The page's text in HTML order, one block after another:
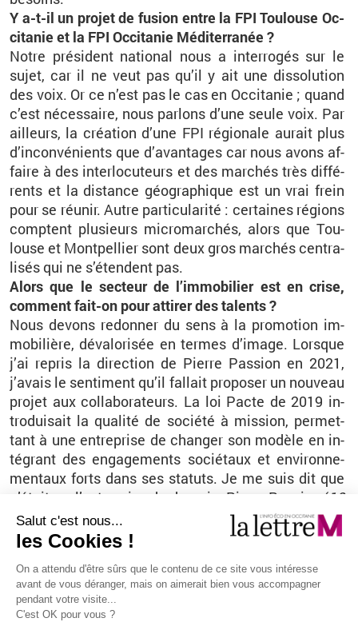
Y a-t-il un pro­jet de fu­sion entre la FPI Tou­louse Oc­
ci­ta­nie et la FPI Oc­ci­ta­nie Mé­di­ter­ra­née ?
Notre pré­sident na­tio­nal nous a in­ter­ro­gés sur le
sujet, car il ne veut pas qu’il y ait une dis­so­lu­tion
des voix. Or ce n’est pas le cas en Oc­ci­ta­nie ; quand
c’est né­ces­saire, nous par­lons d’une seule voix. Par
ailleurs, la créa­tion d’une FPI ré­gio­nale au­rait plus
d’in­con­vé­nients que d’avan­tages car nous avons af­
faire à des in­ter­lo­cu­teurs et des mar­chés très dif­fé­
rents et la dis­tance géo­gra­phique est un vrai frein
pour se réunir. Autre par­ti­cu­la­rité : cer­taines ré­gions
comptent plu­sieurs mi­cro­mar­chés, alors que Tou­
louse et Mont­pel­lier sont deux gros mar­chés cen­tra­
li­sés qui ne s’étendent pas.
Alors que le sec­teur de l’im­mo­bi­lier est en crise,
com­ment fait-on pour at­ti­rer des ta­lents ?
Nous de­vons re­don­ner du sens à la pro­mo­tion im­
mo­bi­lière, dé­va­lo­ri­sée en termes d’image. Lorsque
j’ai re­pris la di­rec­tion de Pierre Pas­sion en 2021,
j’avais le sen­ti­ment qu’il fal­lait pro­po­ser un nou­veau
pro­jet aux col­la­bo­ra­teurs. La loi Pacte de 2019 in­
tro­dui­sait la qua­lité de so­ciété à mis­sion, per­met­
tant à une en­tre­prise de chan­ger son mo­dèle en in­
té­grant des en­ga­ge­ments so­cié­taux et en­vi­ron­ne­
men­taux forts dans ses sta­tuts. Je me suis dit que
c’était ça, l’en­tre­prise de de­main. Pierre Pas­sion (18
sa­la­riés, 27 M€ de CA, NDLR
) a été trans­formé au
1erjan­vier 2023, ce qui a com­plè­te­ment changé le
sys­tème de ma­na­ge­ment de l’en­tre­prise. Dé­sor­
mais, tous les sa­la­riés peuvent de­ve­nir pi­lotes de
leur pro­jet. Cela crée un en­ga­ge­ment, un es­prit d’ap­
par­te­nance et d’équipe plus forts. Et c’est un élé­